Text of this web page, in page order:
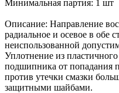
Минимальная партия: 1 шт
Описание: Направление
радиальное и осевое в обе
неиспользованной
Уплотнение из
подшипника от попадания
против утечки смазки
защитными шайбами.